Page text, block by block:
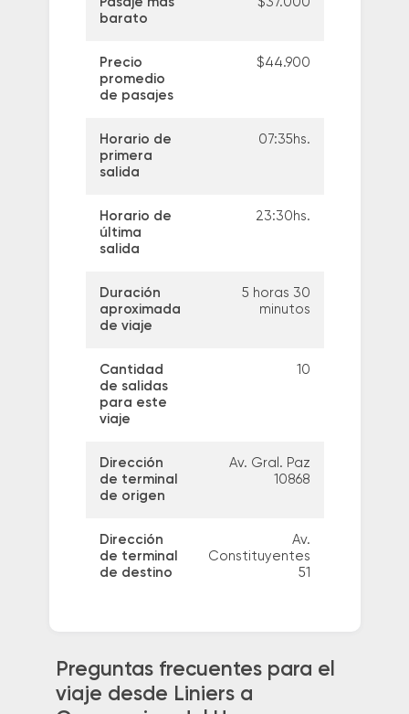
barato
Precio
promedio
de pasajes
$44.900
Horario de
primera
salida
07:35hs.
Horario de
última
salida
23:30hs.
Duración
aproximada
de viaje
5 horas 30
minutos
Cantidad
de salidas
para este
viaje
10
Dirección
de terminal
de origen
Av. Gral. Paz
10868
Dirección
de terminal
de destino
Av.
Constituyentes
51
Preguntas frecuentes para el
viaje desde Liniers a